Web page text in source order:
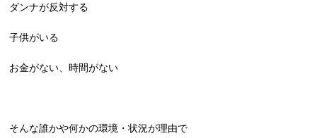
ダンナが反対する
子供がいる
お金がない、時間がない
そんな誰かや何かの環境・状況が理由で